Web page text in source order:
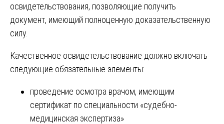
освидетельствования, позволяющие получить
документ, имеющий полноценную доказательственную
силу.
Качественное освидетельствование должно включать
следующие обязательные элементы:
проведение осмотра врачом, имеющим
сертификат по специальности «судебно-
медицинская экспертиза»